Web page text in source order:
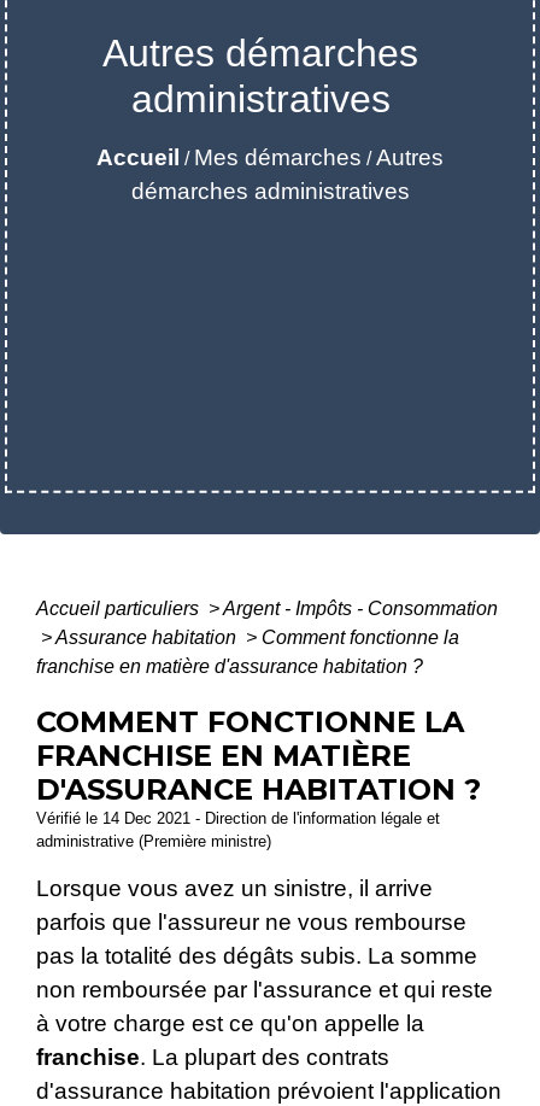
Autres démarches
administratives
Accueil / Mes démarches /Autres
démarches administratives
Accueil particuliers >Argent - Impôts - Consommation
>Assurance habitation > Comment fonctionne la
franchise en matière d'assurance habitation ?
COMMENT FONCTIONNE LA
FRANCHISE EN MATIÈRE
D'ASSURANCE HABITATION ?
Vérifié le 14 Dec 2021 - Direction de l'information légale et
administrative (Première ministre)
Lorsque vous avez un sinistre, il arrive
parfois que l'assureur ne vous rembourse
pas la totalité des dégâts subis. La somme
non remboursée par l'assurance et qui reste
à votre charge est ce qu'on appelle la
franchise. La plupart des contrats
d'assurance habitation prévoient l'application